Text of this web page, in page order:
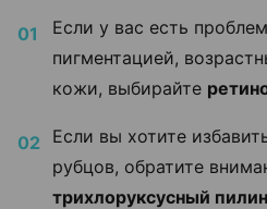
Если у вас есть
пигментацией,
кожи, выбирайте
Если вы хотите
рубцов, обратите
трихлоруксусный